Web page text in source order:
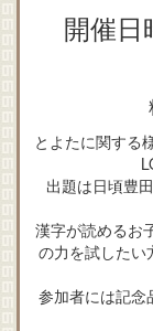
開催日
とよたに関する
出題は日頃豊
漢字が読めるお
の力を試したい
参加者には記念